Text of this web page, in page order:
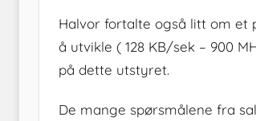
Halvor fortalte også litt om et
å utvikle ( 128 KB/sek – 900
på dette utstyret.
De mange spørsmålene fra